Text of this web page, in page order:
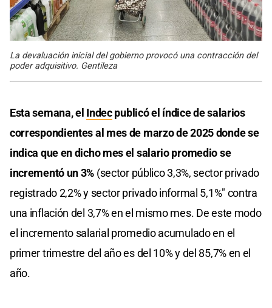
La devaluación inicial del gobierno provocó una contracción del
poder adquisitivo. Gentileza
Esta semana, el Indecpublicó el índice de salarios
correspondientes al mes de marzo de 2025 donde se
indica que en dicho mes el salario promedio se
incrementó un 3% (sector público 3,3%, sector privado
registrado 2,2% y sector privado informal 5,1%" contra
una inflación del 3,7% en el mismo mes. De este modo
el incremento salarial promedio acumulado en el
primer trimestre del año es del 10% y del 85,7% en el
año.